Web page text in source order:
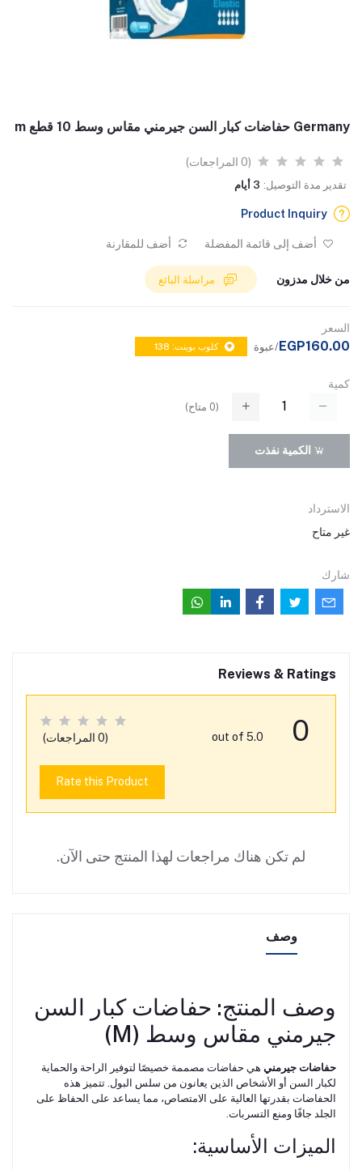
Germany حفاضات كبار السن جيرمني مقاس وسط 10 قطع m
(0 المراجعات)
تقدير مدة التوصيل: 3 أيام
Product Inquiry
أضف إلى قائمة المفضلة أضف للمقارنة
من خلال مدزون
السعر
EGP160.00 /عبوة كلوب بوينت: 138
كمية
(
0 متاح)
الكمية نفذت
الاسترداد
غير متاح
شارك
Reviews & Ratings
0
out of 5.0 (0 المراجعات)
Rate this Product
لم تكن هناك مراجعات لهذا المنتج حتى الآن.
وصف
وصف المنتج: حفاضات كبار السن
جيرمني مقاس وسط (M)
حفاضات جيرمنيهي حفاضات مصممة خصيصًا لتوفير الراحة والحماية
لكبار السن أو الأشخاص الذين يعانون من سلس البول. تتميز هذه
الحفاضات بقدرتها العالية على الامتصاص، مما يساعد على الحفاظ على
الجلد جافًا ومنع التسربات.
الميزات الأساسية: